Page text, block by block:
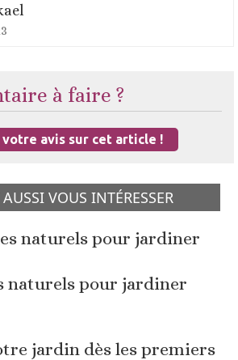
à faire ?
votre avis sur cet article !
VOUS INTÉRESSER
naturels pour jardiner